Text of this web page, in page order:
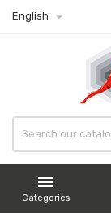
English 

Categories